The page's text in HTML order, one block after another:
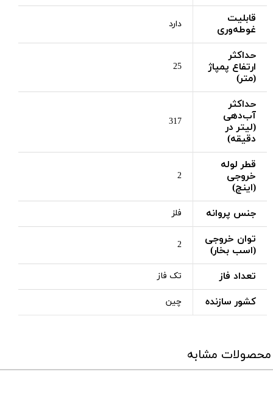
قابلیت
غوطه‌وری
دارد
حداکثر
ارتفاع پمپاژ
(متر)
25
حداکثر
آب‌دهی
(لیتر در
دقیقه)
317
قطر لوله
خروجی
(اینچ)
2
جنس پروانه فلز
توان خروجی
(اسب بخار)
2
تعداد فاز تک فاز
کشور سازنده چین
محصولات مشابه